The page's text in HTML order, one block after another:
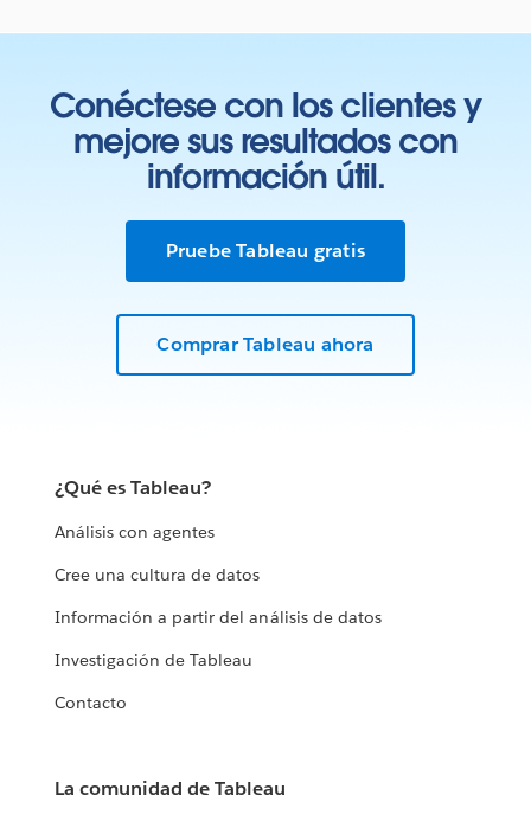
Conéctese con los clientes y
mejore sus resultados con
información útil.
Pruebe Tableau gratis
Comprar Tableau ahora
¿Qué es Tableau?
Análisis con agentes
Cree una cultura de datos
Información a partir del análisis de datos
Investigación de Tableau
Contacto
La comunidad de Tableau